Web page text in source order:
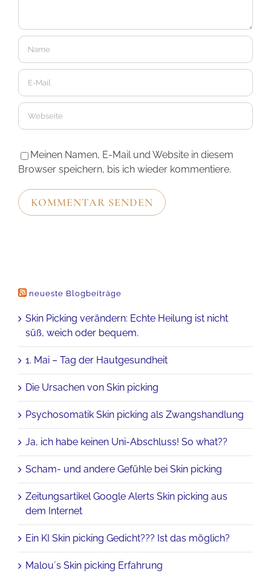
Meinen Namen, E-Mail und Website in diesem
Browser speichern, bis ich wieder kommentiere.
neueste Blogbeiträge
Skin Picking verändern: Echte Heilung ist nicht
süß, weich oder bequem.
1. Mai – Tag der Hautgesundheit
Die Ursachen von Skin picking
Psychosomatik Skin picking als Zwangshandlung
Ja, ich habe keinen Uni-Abschluss! So what??
Scham- und andere Gefühle bei Skin picking
Zeitungsartikel Google Alerts Skin picking aus
dem Internet
Ein KI Skin picking Gedicht??? Ist das möglich?
Malou´s Skin picking Erfahrung